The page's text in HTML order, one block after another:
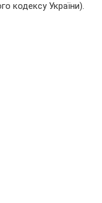
кодексу України).